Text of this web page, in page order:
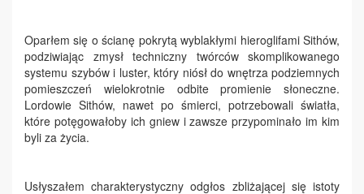
Oparłem się o ścianę pokrytą wyblakłymi hieroglifami Sithów,
podziwiając zmysł techniczny twórców skomplikowanego
systemu szybów i luster, który niósł do wnętrza podziemnych
pomieszczeń wielokrotnie odbite promienie słoneczne.
Lordowie Sithów, nawet po śmierci, potrzebowali światła,
które potęgowałoby ich gniew i zawsze przypominało im kim
byli za życia.
Usłyszałem charakterystyczny odgłos zbliżającej się istoty